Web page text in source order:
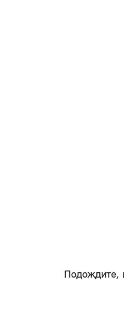
Подождите,